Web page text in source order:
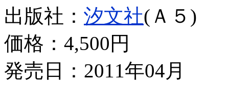
出版社： 汐文社(Ａ５)
価格： 4,500円
発売日：2011年04月